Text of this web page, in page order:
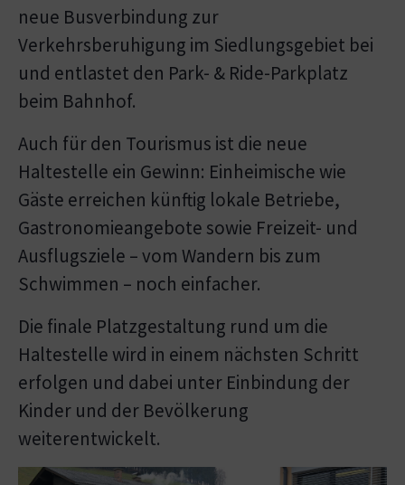
neue Busverbindung zur
Verkehrsberuhigung im Siedlungsgebiet bei
und entlastet den Park- & Ride-Parkplatz
beim Bahnhof.
Auch für den Tourismus ist die neue
Haltestelle ein Gewinn: Einheimische wie
Gäste erreichen künftig lokale Betriebe,
Gastronomieangebote sowie Freizeit- und
Ausflugsziele – vom Wandern bis zum
Schwimmen – noch einfacher.
Die finale Platzgestaltung rund um die
Haltestelle wird in einem nächsten Schritt
erfolgen und dabei unter Einbindung der
Kinder und der Bevölkerung
weiterentwickelt.